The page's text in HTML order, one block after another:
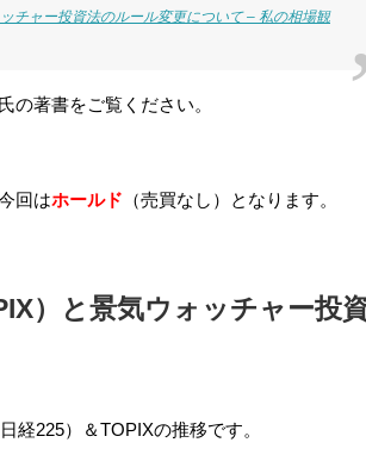
チャー投資法のルール変更について – 私の相場観
の著書をご覧ください。
回はホールド （売買なし）となります。
）と景気ウォッチャー投
経225）＆TOPIXの推移です。